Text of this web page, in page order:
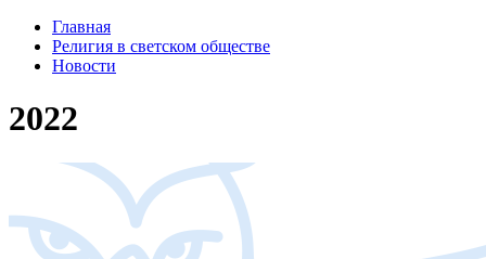
Главная
Религия в светском обществе
Новости
2022